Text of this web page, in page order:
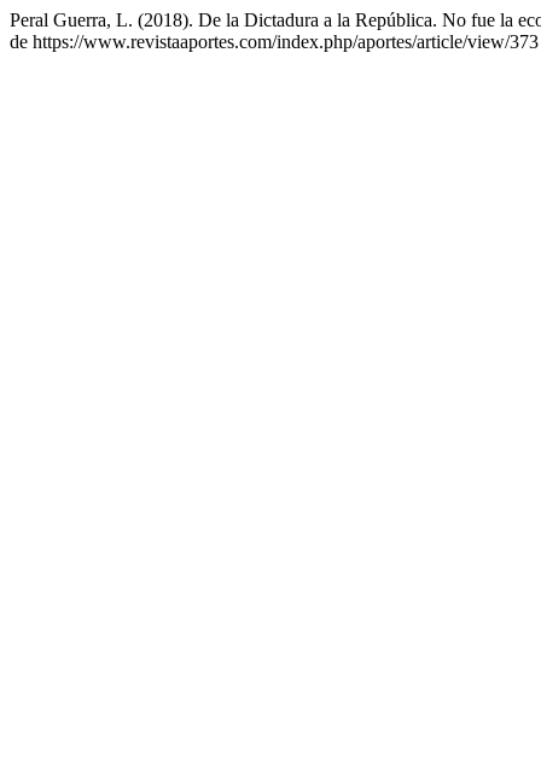
Peral Guerra, L. (2018). De la Dictadura a la República. No fue la
de https://www.revistaaportes.com/index.php/aportes/article/view/373